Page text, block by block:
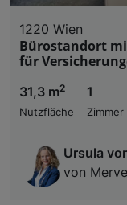
1220 Wien
Bürostandort
für
31,3 m2
Nutzfläche
1
Zimmer
Ursula
von